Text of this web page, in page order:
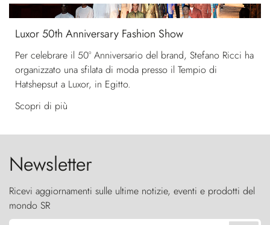
Luxor 50th Anniversary Fashion Show
Per celebrare il 50° Anniversario del brand, Stefano Ricci ha
organizzato una sfilata di moda presso il Tempio di
Hatshepsut a Luxor, in Egitto.
Scopri di più
Newsletter
Ricevi aggiornamenti sulle ultime notizie, eventi e prodotti del
mondo SR